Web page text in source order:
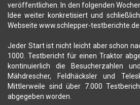
veröffentlichen. In den folgenden
Idee weiter konkretisiert und
Webseite www.schlepper-testberichte.de
Jeder Start ist nicht leicht aber schon
1000. Testbericht für einen Traktor
kontinuierlich die Besucherzahlen
Mähdrescher, Feldhäcksler und
Mittlerweile sind über 7.000
abgegeben worden.